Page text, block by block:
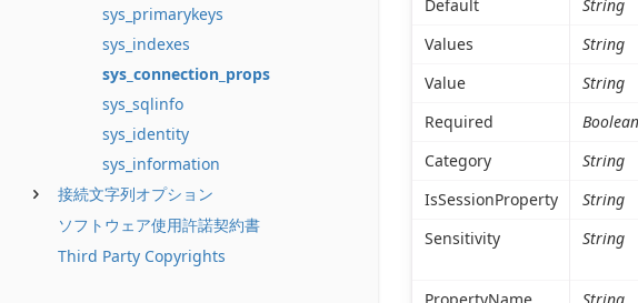
sys_primarykeys
sys_indexes
sys_connection_props
sys_sqlinfo
sys_identity
sys_information
接続文字列オプション
ソフトウェア使用許諾契約書
Third Party Copyrights
Default
String
Values
String
Value
String
Required
Boolean
Category
String
IsSessionProperty
String
Sensitivity
String